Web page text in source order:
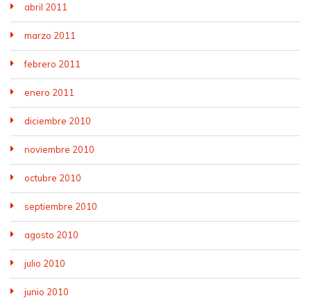
abril 2011
marzo 2011
febrero 2011
enero 2011
diciembre 2010
noviembre 2010
octubre 2010
septiembre 2010
agosto 2010
julio 2010
junio 2010